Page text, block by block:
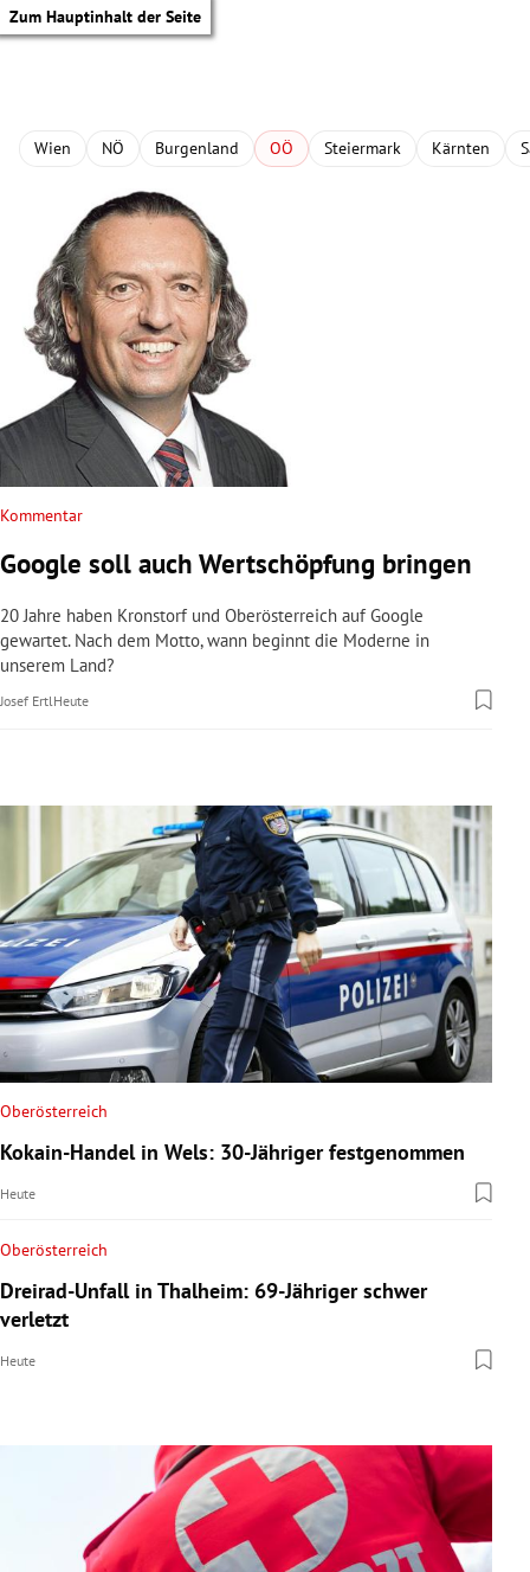
Zum Hauptinhalt der Seite
Untermenü
Untermenü
Untermenü
Untermenü
Untermenü
Untermenü
Untermenü
Wien NÖ Burgenland OÖ Steiermark Kärnten
Kommentar
Google soll auch Wertschöpfung bringen
20 Jahre haben Kronstorf und Oberösterreich auf Google
gewartet. Nach dem Motto, wann beginnt die Moderne in
unserem Land?
Josef Ertl Heute
Oberösterreich
Kokain-Handel in Wels: 30-Jähriger festgenommen
Heute
Oberösterreich
Dreirad-Unfall in Thalheim: 69-Jähriger schwer
verletzt
Heute